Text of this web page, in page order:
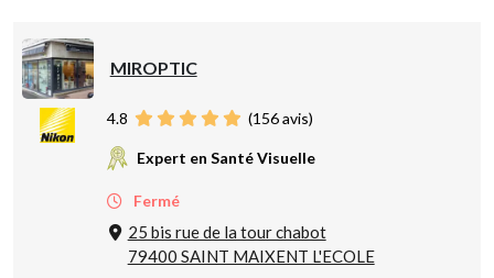
MIROPTIC
4.8 (156avis)
Expert en Santé Visuelle
Fermé
25 bis rue de la tour chabot
79400 SAINT MAIXENT L'ECOLE